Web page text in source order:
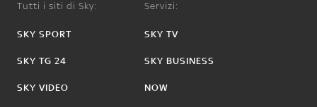
Tutti i siti di Sky:
SKY SPORT
SKY TG 24
SKY VIDEO
Servizi:
SKY TV
SKY BUSINESS
NOW